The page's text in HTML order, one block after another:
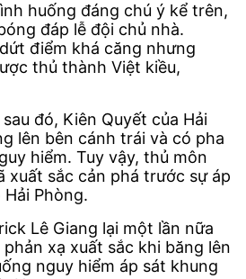
huống đáng chú ý kể trên,
đáp lễ đội chủ nhà.
điểm khá căng nhưng
thủ thành Việt kiều,
đó, Kiên Quyết của Hải
lên bên cánh trái và có pha
hiểm. Tuy vậy, thủ môn
xuất sắc cản phá trước sự áp
Phòng.
Lê Giang lại một lần nữa
xạ xuất sắc khi băng lên
nguy hiểm áp sát khung